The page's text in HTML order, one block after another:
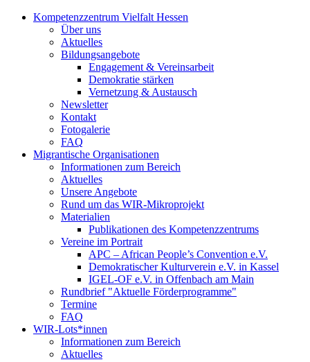
Kompetenzzentrum Vielfalt Hessen
Über uns
Aktuelles
Bildungsangebote
Engagement & Vereinsarbeit
Demokratie stärken
Vernetzung & Austausch
Newsletter
Kontakt
Fotogalerie
FAQ
Migrantische Organisationen
Informationen zum Bereich
Aktuelles
Unsere Angebote
Rund um das WIR-Mikroprojekt
Materialien
Publikationen des Kompetenzzentrums
Vereine im Portrait
APC – African People’s Convention e.V.
Demokratischer Kulturverein e.V. in Kassel
IGEL-OF e.V. in Offenbach am Main
Rundbrief "Aktuelle Förderprogramme"
Termine
FAQ
WIR-Lots*innen
Informationen zum Bereich
Aktuelles